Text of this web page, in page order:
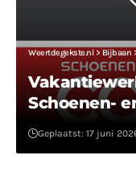
Weertdegekste.nl> Bijbaan
Schoenen-
Geplaatst: 17 juni